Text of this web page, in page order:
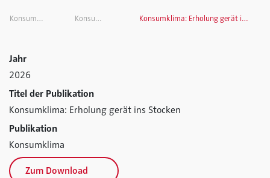
Konsumklima Konsumklima Konsumklima: Erholung gerät ins Stocken
Jahr
2026
Titel der Publikation
Konsumklima: Erholung gerät ins Stocken
Publikation
Konsumklima
Zum Download